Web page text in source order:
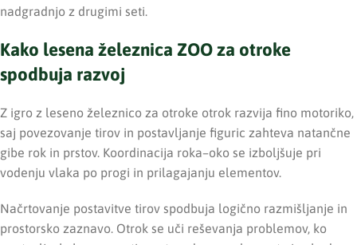
nadgradnjo z drugimi seti.
Kako lesena železnica ZOO za otroke
spodbuja razvoj
Z igro z leseno železnico za otroke otrok razvija fino motoriko,
saj povezovanje tirov in postavljanje figuric zahteva natančne
gibe rok in prstov. Koordinacija roka–oko se izboljšuje pri
vodenju vlaka po progi in prilagajanju elementov.
Načrtovanje postavitve tirov spodbuja logično razmišljanje in
prostorsko zaznavo. Otrok se uči reševanja problemov, ko